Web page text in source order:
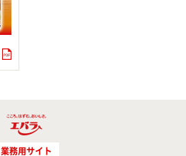
業務用サイト